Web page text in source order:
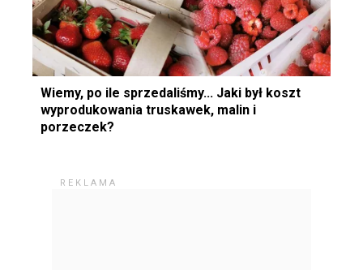
Wiemy, po ile sprzedaliśmy... Jaki był koszt
wyprodukowania truskawek, malin i
porzeczek?